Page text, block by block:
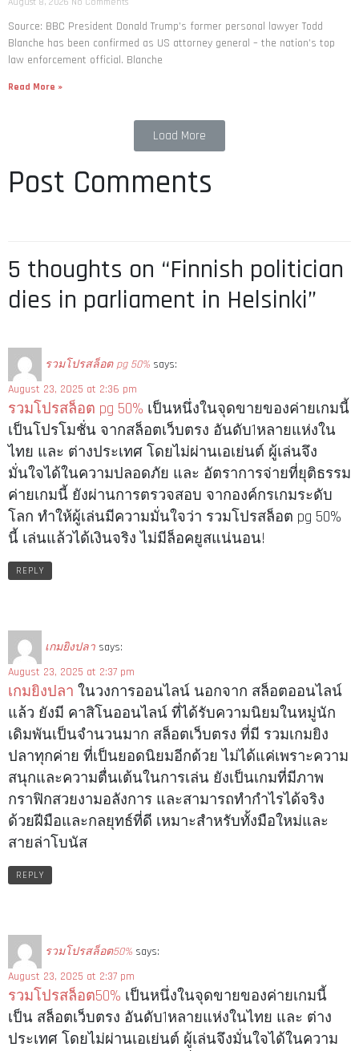
Source: BBC President Donald Trump’s former personal lawyer Todd
Blanche has been confirmed as US attorney general – the nation’s top
law enforcement official. Blanche
Read More »
Load More
Post Comments
5 thoughts on “Finnish politician
dies in parliament in Helsinki”
รวมโปรสล็อต pg 50% says:
August 23, 2025 at 2:36 pm
รวมโปรสล็อต pg 50% เป็นหนึ่งในจุดขายของค่ายเกมนี้
เป็นโปรโมชั่น จากสล็อตเว็บตรง อันดับ1หลายแห่งใน
ไทย และ ต่างประเทศ โดยไม่ผ่านเอเย่นต์ ผู้เล่นจึง
มั่นใจได้ในความปลอดภัย และ อัตราการจ่ายที่ยุติธรรม
ค่ายเกมนี้ ยังผ่านการตรวจสอบ จากองค์กรเกมระดับ
โลก ทำให้ผู้เล่นมีความมั่นใจว่า รวมโปรสล็อต pg 50%
นี้ เล่นแล้วได้เงินจริง ไม่มีล็อคยูสแน่นอน!
REPLY
เกมยิงปลา says:
August 23, 2025 at 2:37 pm
เกมยิงปลา ในวงการออนไลน์ นอกจาก สล็อตออนไลน์
แล้ว ยังมี คาสิโนออนไลน์ ที่ได้รับความนิยมในหมู่นัก
เดิมพันเป็นจำนวนมาก สล็อตเว็บตรง ที่มี รวมเกมยิง
ปลาทุกค่าย ที่เป็นยอดนิยมอีกด้วย ไม่ได้แค่เพราะความ
สนุกและความตื่นเต้นในการเล่น ยังเป็นเกมที่มีภาพ
กราฟิกสวยงามอลังการ และสามารถทำกำไรได้จริง
ด้วยฝีมือและกลยุทธ์ที่ดี เหมาะสำหรับทั้งมือใหม่และ
สายล่าโบนัส
REPLY
รวมโปรสล็อต50% says:
August 23, 2025 at 2:37 pm
รวมโปรสล็อต50% เป็นหนึ่งในจุดขายของค่ายเกมนี้
เป็น สล็อตเว็บตรง อันดับ1หลายแห่งในไทย และ ต่าง
ประเทศ โดยไม่ผ่านเอเย่นต์ ผู้เล่นจึงมั่นใจได้ในความ